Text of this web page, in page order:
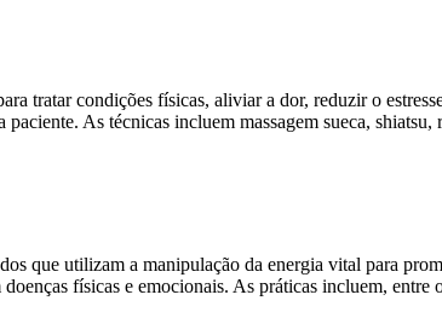
tratar condições físicas, aliviar a dor, reduzir o
paciente. As técnicas incluem massagem sueca,
que utilizam a manipulação da energia vital para
físicas e emocionais. As práticas incluem,